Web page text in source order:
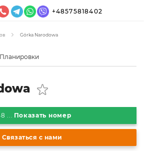
+48575818402
Górka Narodowa
Планировки
... Показать номер
Связаться с нами